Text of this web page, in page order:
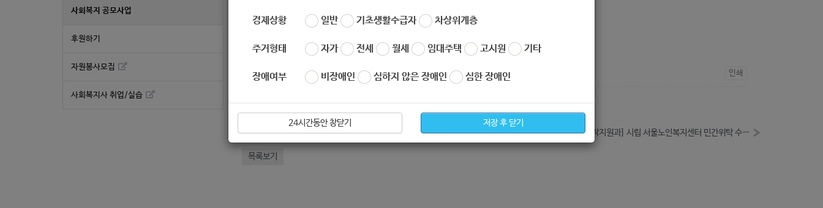
경제상황 일반 기초생활수급자 차상위계층
주거형태 자가 전세 월세 임대주택 고시원 기타
장애여부 비장애인 심하지 않은 장애인 심한 장애인
24시간동안 창닫기 저장 후 닫기
사회복지 공모사업
후원하기
자원봉사모집
사회복지사 취업/실습
좋아요0 싫어요 0 인쇄
20201102_061148.hwp
« [사회복지법인 아이들과미래재단] 한국전기안전공사 전기기기 사고·화상 아동 치료 지원 '미리야 힘내' 사업 대상자 모집 안내 (-11.19) [서울시청 인생이모작지원과] 시립 서울노인복지센터 민간위탁 수탁운영 법인 모집공고 안내 »
목록보기